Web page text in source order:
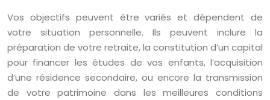
Vos objectifs peuvent être variés et dépendent de
votre situation personnelle. Ils peuvent inclure la
préparation de votre retraite, la constitution d’un capital
pour financer les études de vos enfants, l’acquisition
d’une résidence secondaire, ou encore la transmission
de votre patrimoine dans les meilleures conditions